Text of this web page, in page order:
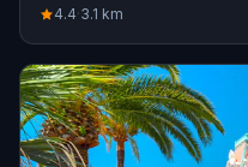
4.4·3.1 km